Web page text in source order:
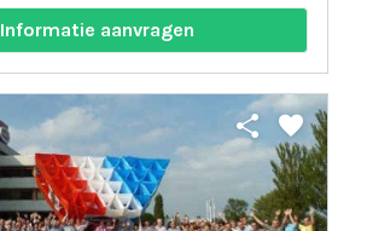
Informatie aanvragen
share favorite